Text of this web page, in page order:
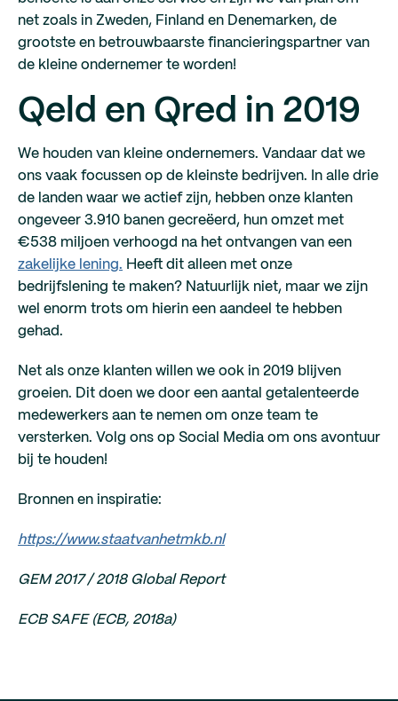
net zoals in Zweden, Finland en Denemarken, de
grootste en betrouwbaarste financieringspartner van
de kleine ondernemer te worden!
Qeld en Qred in 2019
We houden van kleine ondernemers. Vandaar dat we
ons vaak focussen op de kleinste bedrijven. In alle drie
de landen waar we actief zijn, hebben onze klanten
ongeveer 3.910 banen gecreëerd, hun omzet met
€538 miljoen verhoogd na het ontvangen van een
zakelijke lening. Heeft dit alleen met onze
bedrijfslening te maken? Natuurlijk niet, maar we zijn
wel enorm trots om hierin een aandeel te hebben
gehad.
Net als onze klanten willen we ook in 2019 blijven
groeien. Dit doen we door een aantal getalenteerde
medewerkers aan te nemen om onze team te
versterken. Volg ons op Social Media om ons avontuur
bij te houden!
Bronnen en inspiratie:
https://www.staatvanhetmkb.nl
GEM 2017 / 2018 Global Report
ECB SAFE (ECB, 2018a)